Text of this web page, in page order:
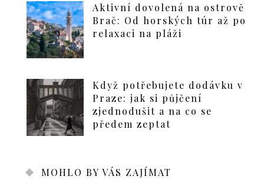
Aktivní dovolená na ostrově
Brač: Od horských túr až po
relaxaci na pláži
Když potřebujete dodávku v
Praze: jak si půjčení
zjednodušit a na co se
předem zeptat
MOHLO BY VÁS ZAJÍMAT